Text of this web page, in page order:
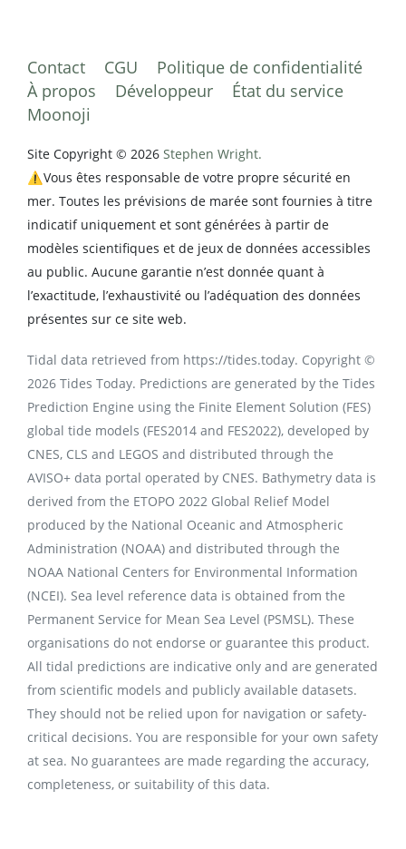
Contact CGU
Politique de confidentialité
À propos
Développeur
État du service
Moonoji
Site Copyright © 2026 Stephen Wright.
⚠️Vous êtes responsable de votre propre sécurité en
mer. Toutes les prévisions de marée sont fournies à titre
indicatif uniquement et sont générées à partir de
modèles scientifiques et de jeux de données accessibles
au public. Aucune garantie n’est donnée quant à
l’exactitude, l’exhaustivité ou l’adéquation des données
présentes sur ce site web.
Tidal data retrieved from https://tides.today. Copyright ©
2026 Tides Today. Predictions are generated by the Tides
Prediction Engine using the Finite Element Solution (FES)
global tide models (FES2014 and FES2022), developed by
CNES, CLS and LEGOS and distributed through the
AVISO+ data portal operated by CNES. Bathymetry data is
derived from the ETOPO 2022 Global Relief Model
produced by the National Oceanic and Atmospheric
Administration (NOAA) and distributed through the
NOAA National Centers for Environmental Information
(NCEI). Sea level reference data is obtained from the
Permanent Service for Mean Sea Level (PSMSL). These
organisations do not endorse or guarantee this product.
All tidal predictions are indicative only and are generated
from scientific models and publicly available datasets.
They should not be relied upon for navigation or safety-
critical decisions. You are responsible for your own safety
at sea. No guarantees are made regarding the accuracy,
completeness, or suitability of this data.